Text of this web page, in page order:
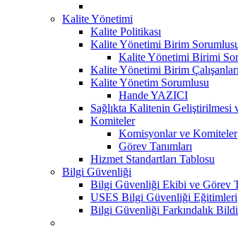
Kalite Yönetimi
Kalite Politikası
Kalite Yönetimi Birim
Kalite Yönetimi Birimi
Kalite Yönetimi Birim Çalışanları
Kalite Yönetim Sorumlusu
Hande YAZICI
Sağlıkta Kalitenin
Komiteler
Komisyonlar ve Komiteler
Görev Tanımları
Hizmet Standartları Tablosu
Bilgi Güvenliği
Bilgi Güvenliği Ekibi ve Görev
USES Bilgi Güvenliği Eğitimleri
Bilgi Güvenliği Farkındalık